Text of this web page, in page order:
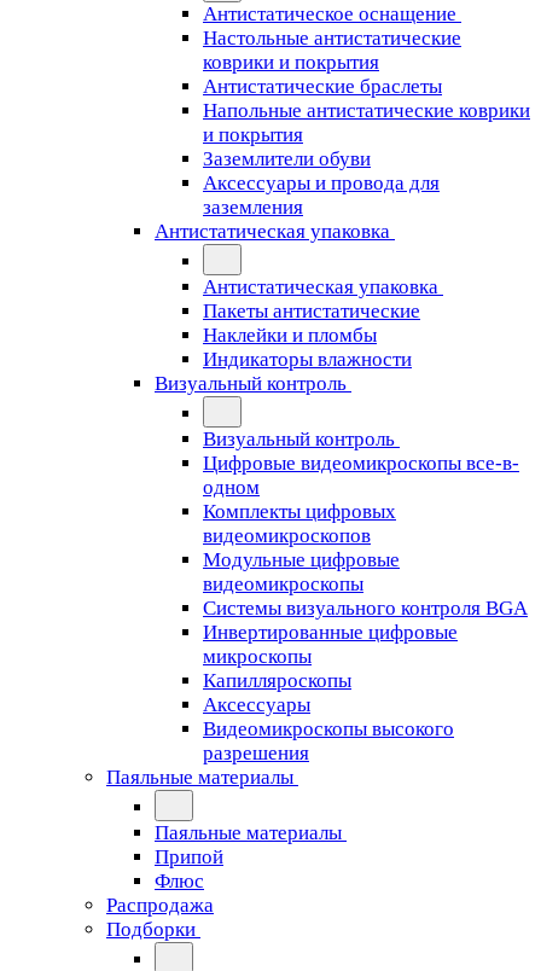
Антистатическое оснащение
Настольные антистатические
коврики и покрытия
Антистатические браслеты
Напольные антистатические коврики
и покрытия
Заземлители обуви
Аксессуары и провода для
заземления
Антистатическая упаковка
Антистатическая упаковка
Пакеты антистатические
Наклейки и пломбы
Индикаторы влажности
Визуальный контроль
Визуальный контроль
Цифровые видеомикроскопы все-в-
одном
Комплекты цифровых
видеомикроскопов
Модульные цифровые
видеомикроскопы
Cистемы визуального контроля BGA
Инвертированные цифровые
микроскопы
Капилляроскопы
Аксессуары
Видеомикроскопы высокого
разрешения
Паяльные материалы
Паяльные материалы
Припой
Флюс
Распродажа
Подборки